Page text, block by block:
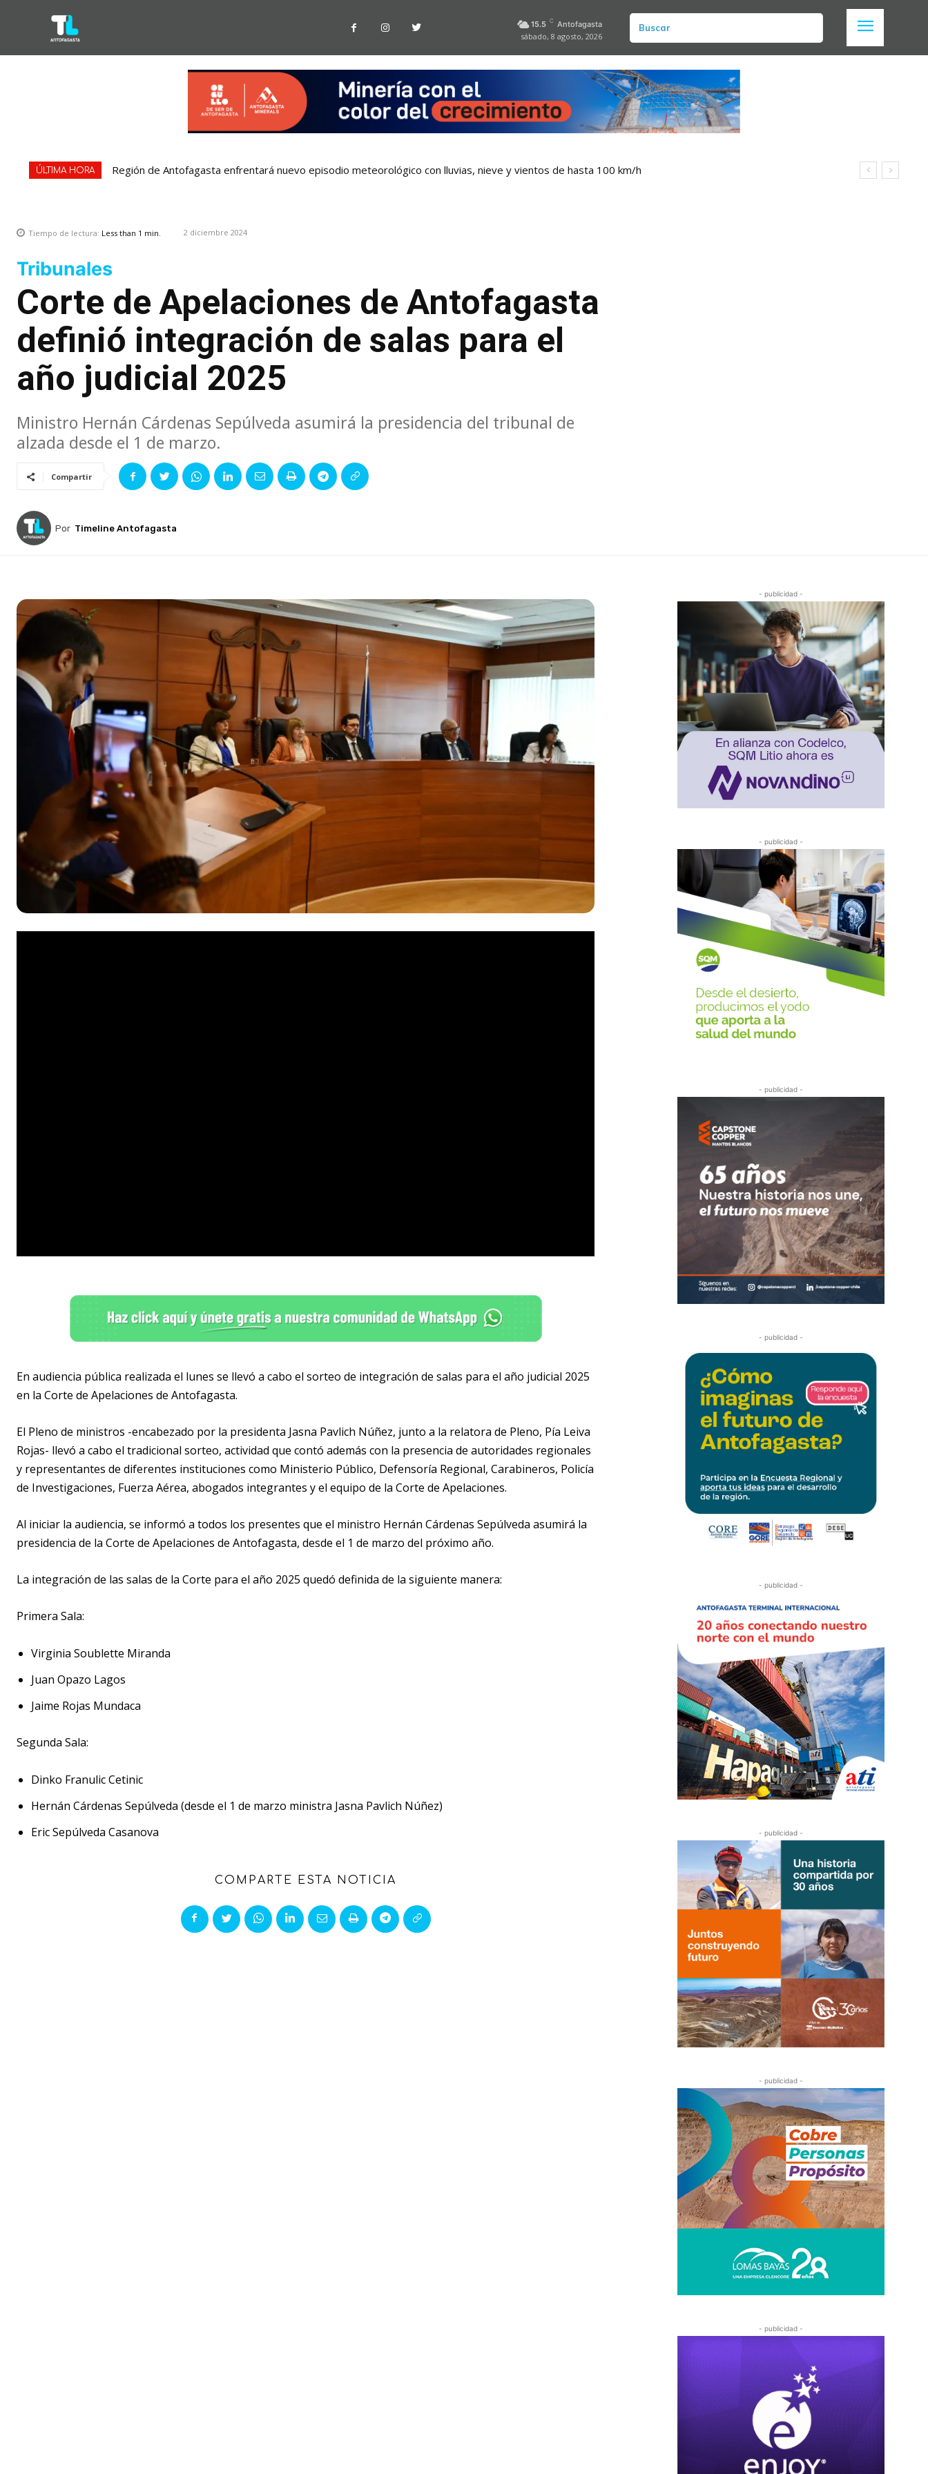
15.5 C Antofagasta
sábado, 8 agosto, 2026
Buscar
ÚLTIMA HORA Región de Antofagasta enfrentará nuevo episodio meteorológico con lluvias, nieve y vientos de hasta 100 km/h
Tiempo de lectura: Less than 1 min. 2 diciembre 2024
Tribunales
Corte de Apelaciones de Antofagasta
definió integración de salas para el
año judicial 2025
Ministro Hernán Cárdenas Sepúlveda asumirá la presidencia del tribunal de
alzada desde el 1 de marzo.
Compartir
Por Timeline Antofagasta
En audiencia pública realizada el lunes se llevó a cabo el sorteo de integración de salas para el año judicial 2025
en la Corte de Apelaciones de Antofagasta.
El Pleno de ministros -encabezado por la presidenta Jasna Pavlich Núñez, junto a la relatora de Pleno, Pía Leiva
Rojas- llevó a cabo el tradicional sorteo, actividad que contó además con la presencia de autoridades regionales
y representantes de diferentes instituciones como Ministerio Público, Defensoría Regional, Carabineros, Policía
de Investigaciones, Fuerza Aérea, abogados integrantes y el equipo de la Corte de Apelaciones.
Al iniciar la audiencia, se informó a todos los presentes que el ministro Hernán Cárdenas Sepúlveda asumirá la
presidencia de la Corte de Apelaciones de Antofagasta, desde el 1 de marzo del próximo año.
La integración de las salas de la Corte para el año 2025 quedó definida de la siguiente manera:
Primera Sala:
Virginia Soublette Miranda
Juan Opazo Lagos
Jaime Rojas Mundaca
Segunda Sala:
Dinko Franulic Cetinic
Hernán Cárdenas Sepúlveda (desde el 1 de marzo ministra Jasna Pavlich Núñez)
Eric Sepúlveda Casanova
COMPARTE ESTA NOTICIA
- publicidad -
- publicidad -
- publicidad -
- publicidad -
- publicidad -
- publicidad -
- publicidad -
- publicidad -